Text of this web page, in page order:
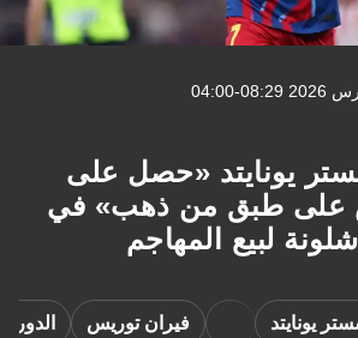
يونايتد «حصل على
على طبق من ذهب» في
لبيع المهاجم
يونايتد فيران توريس